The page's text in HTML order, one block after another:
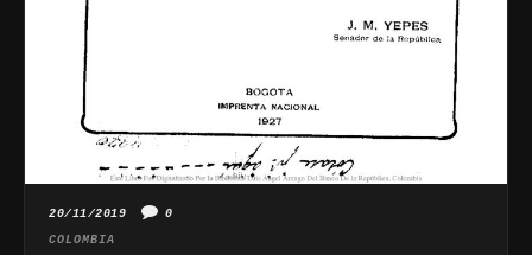
20/11/2019
0
COLOMBIA